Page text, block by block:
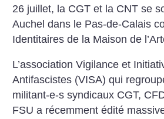
26 juillet, la CGT et la CNT se
Auchel dans le Pas-de-Calais
Identitaires de la Maison de
L’association Vigilance et
Antifascistes (VISA) qui
militant-e-s syndicaux CGT,
FSU a récemment édité